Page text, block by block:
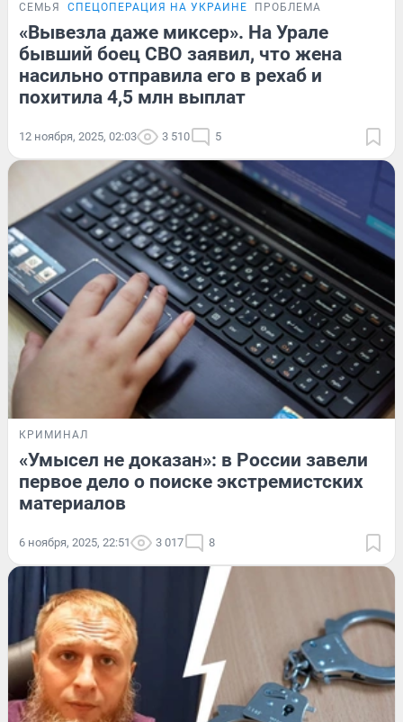
СЕМЬЯ СПЕЦОПЕРАЦИЯ НА УКРАИНЕ ПРОБЛЕМА
«Вывезла даже миксер». На Урале
бывший боец СВО заявил, что жена
насильно отправила его в рехаб и
похитила 4,5 млн выплат
12 ноября, 2025, 02:03 3 510 5
КРИМИНАЛ
«Умысел не доказан»: в России завели
первое дело о поиске экстремистских
материалов
6 ноября, 2025, 22:51 3 017 8